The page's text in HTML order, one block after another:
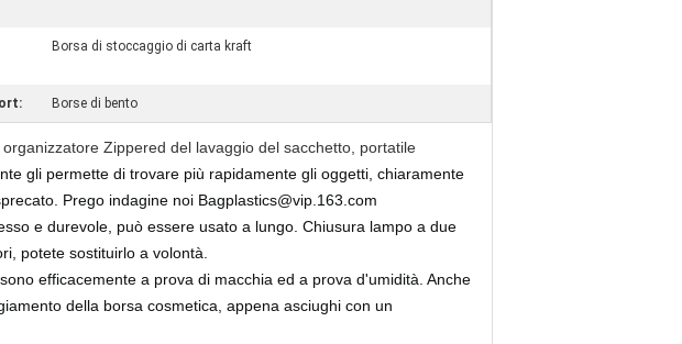
Borsa di stoccaggio di carta kraft
Borse di bento
Zippered del lavaggio del sacchetto, portatile
gli permette di trovare più rapidamente gli oggetti, chiaramente
Prego indagine noi Bagplastics@vip.163.com
e durevole, può essere usato a lungo. Chiusura lampo a due
potete sostituirlo a volontà.
efficacemente a prova di macchia ed a prova d'umidità. Anche
della borsa cosmetica, appena asciughi con un